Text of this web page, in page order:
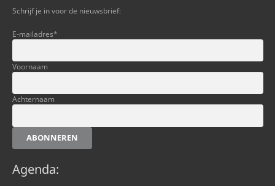
Schrijf je in voor de nieuwsbrief:
E-mailadres*
Voornaam
Achternaam
ABONNEREN
Agenda: